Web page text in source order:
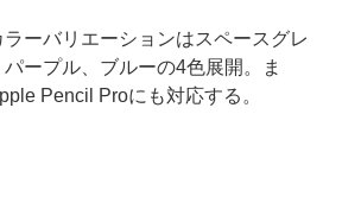
ーバリエーションはスペースグレ
ープル、ブルーの4色展開。ま
Pencil Proにも対応する。